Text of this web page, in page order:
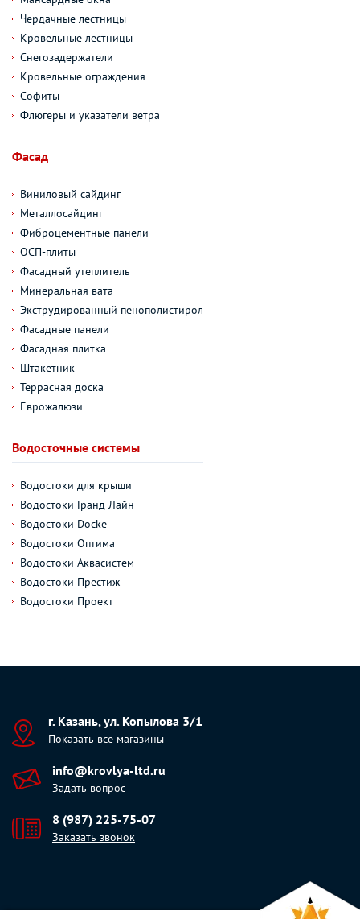
Чердачные лестницы
Кровельные лестницы
Снегозадержатели
Кровельные ограждения
Софиты
Флюгеры и указатели ветра
Фасад
Виниловый сайдинг
Металлосайдинг
Фиброцементные панели
ОСП-плиты
Фасадный утеплитель
Минеральная вата
Экструдированный пенополистирол
Фасадные панели
Фасадная плитка
Штакетник
Террасная доска
Еврожалюзи
Водосточные системы
Водостоки для крыши
Водостоки Гранд Лайн
Водостоки Docke
Водостоки Оптима
Водостоки Аквасистем
Водостоки Престиж
Водостоки Проект
г. Казань, ул. Копылова 3/1
Показать все магазины
info@krovlya-ltd.ru
Задать вопрос
8 (987) 225-75-07
Заказать звонок